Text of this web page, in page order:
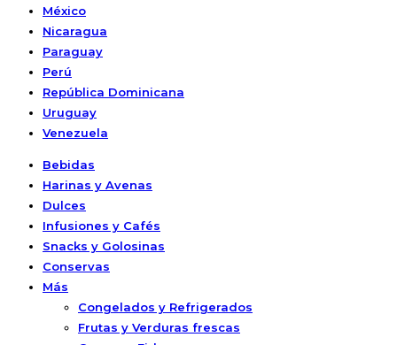
México
Nicaragua
Paraguay
Perú
República Dominicana
Uruguay
Venezuela
Bebidas
Harinas y Avenas
Dulces
Infusiones y Cafés
Snacks y Golosinas
Conservas
Más
Congelados y Refrigerados
Frutas y Verduras frescas